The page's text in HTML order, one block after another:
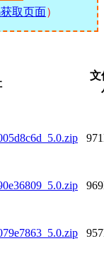
取页面）
文